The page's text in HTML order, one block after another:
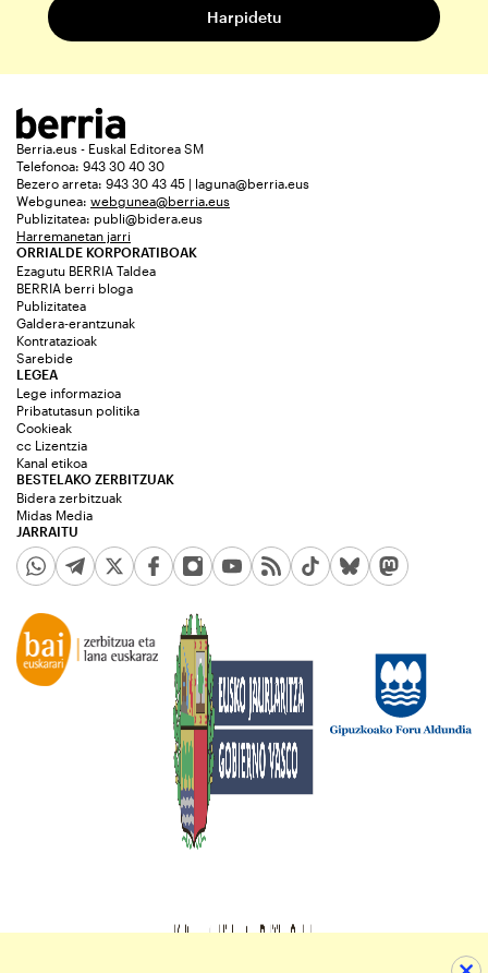
Berria.eus - Euskal Editorea SM
Telefonoa: 943 30 40 30
Bezero arreta: 943 30 43 45 | laguna@berria.eus
Webgunea: webgunea@berria.eus
Publizitatea: publi@bidera.eus
Harremanetan jarri
ORRIALDE KORPORATIBOAK
Ezagutu BERRIA Taldea
BERRIA berri bloga
Publizitatea
Galdera-erantzunak
Kontratazioak
Sarebide
JARRAITU
LEGEA
Lege informazioa
Pribatutasun politika
Cookieak
cc Lizentzia
Kanal etikoa
BESTELAKO ZERBITZUAK
Bidera zerbitzuak
Midas Media